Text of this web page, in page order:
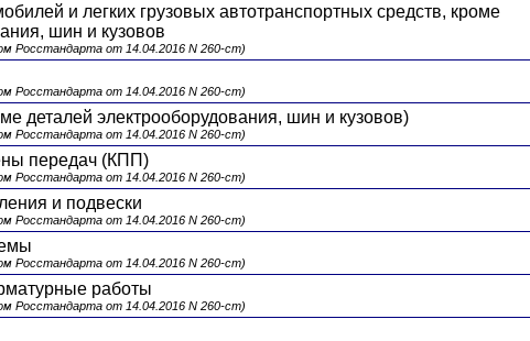
и легких грузовых автотранспортных средств, кроме
шин и кузовов
Росстандарта от 14.04.2016 N 260-ст)
Росстандарта от 14.04.2016 N 260-ст)
деталей электрооборудования, шин и кузовов)
Росстандарта от 14.04.2016 N 260-ст)
передач (КПП)
Росстандарта от 14.04.2016 N 260-ст)
и подвески
Росстандарта от 14.04.2016 N 260-ст)
Росстандарта от 14.04.2016 N 260-ст)
работы
Росстандарта от 14.04.2016 N 260-ст)